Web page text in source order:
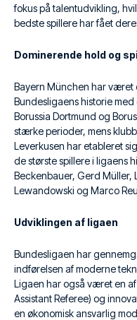
fokus på talentudvikling,
bedste spillere har fået
Dominerende hold og
Bayern München har været
Bundesligaens historie
Borussia Dortmund og
stærke perioder, mens
Leverkusen har etableret
de største spillere i ligaens
Beckenbauer, Gerd Müller,
Lewandowski og Marco
Udviklingen af ligaen
Bundesligaen har
indførelsen af moderne
Ligaen har også været en
Assistant Referee) og
en økonomisk ansvarlig